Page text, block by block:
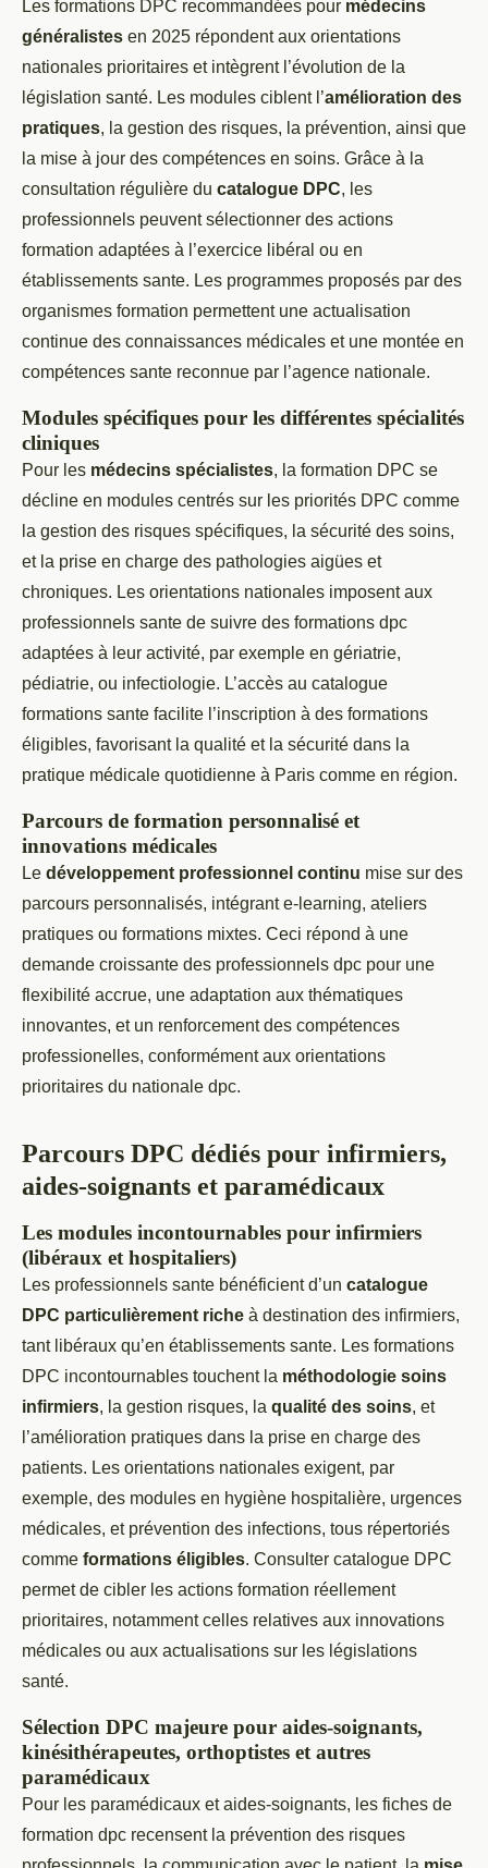
Les formations DPC recommandées pour médecins
généralistes en 2025 répondent aux orientations
nationales prioritaires et intègrent l’évolution de la
législation santé. Les modules ciblent l’amélioration des
pratiques, la gestion des risques, la prévention, ainsi que
la mise à jour des compétences en soins. Grâce à la
consultation régulière du catalogue DPC, les
professionnels peuvent sélectionner des actions
formation adaptées à l’exercice libéral ou en
établissements sante. Les programmes proposés par des
organismes formation permettent une actualisation
continue des connaissances médicales et une montée en
compétences sante reconnue par l’agence nationale.
Modules spécifiques pour les différentes spécialités
cliniques
Pour les médecins spécialistes, la formation DPC se
décline en modules centrés sur les priorités DPC comme
la gestion des risques spécifiques, la sécurité des soins,
et la prise en charge des pathologies aigües et
chroniques. Les orientations nationales imposent aux
professionnels sante de suivre des formations dpc
adaptées à leur activité, par exemple en gériatrie,
pédiatrie, ou infectiologie. L’accès au catalogue
formations sante facilite l’inscription à des formations
éligibles, favorisant la qualité et la sécurité dans la
pratique médicale quotidienne à Paris comme en région.
Parcours de formation personnalisé et
innovations médicales
Le développement professionnel continu mise sur des
parcours personnalisés, intégrant e-learning, ateliers
pratiques ou formations mixtes. Ceci répond à une
demande croissante des professionnels dpc pour une
flexibilité accrue, une adaptation aux thématiques
innovantes, et un renforcement des compétences
professionelles, conformément aux orientations
prioritaires du nationale dpc.
Parcours DPC dédiés pour infirmiers,
aides-soignants et paramédicaux
Les modules incontournables pour infirmiers
(libéraux et hospitaliers)
Les professionnels sante bénéficient d’un catalogue
DPC particulièrement riche à destination des infirmiers,
tant libéraux qu’en établissements sante. Les formations
DPC incontournables touchent la méthodologie soins
infirmiers, la gestion risques, la qualité des soins, et
l’amélioration pratiques dans la prise en charge des
patients. Les orientations nationales exigent, par
exemple, des modules en hygiène hospitalière, urgences
médicales, et prévention des infections, tous répertoriés
comme formations éligibles. Consulter catalogue DPC
permet de cibler les actions formation réellement
prioritaires, notamment celles relatives aux innovations
médicales ou aux actualisations sur les législations
santé.
Sélection DPC majeure pour aides-soignants,
kinésithérapeutes, orthoptistes et autres
paramédicaux
Pour les paramédicaux et aides-soignants, les fiches de
formation dpc recensent la prévention des risques